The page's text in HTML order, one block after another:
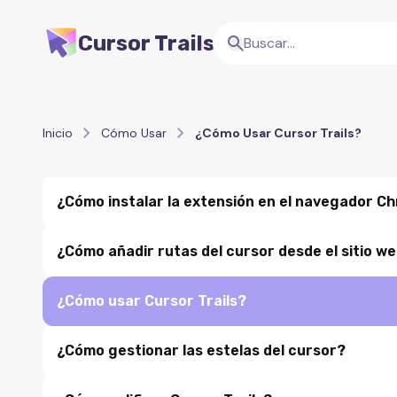
Cursor Trails
Inicio Cómo Usar ¿Cómo Usar Cursor Trails?
¿Cómo instalar la extensión en el navegador
¿Cómo instalar la extensión en el navegador
¿Cómo añadir rutas del cursor desde el sitio
¿Cómo añadir rutas del cursor desde el sitio web?
¿Cómo usar Cursor Trails?
¿Cómo usar Cursor Trails?
¿Cómo gestionar las estelas del cursor?